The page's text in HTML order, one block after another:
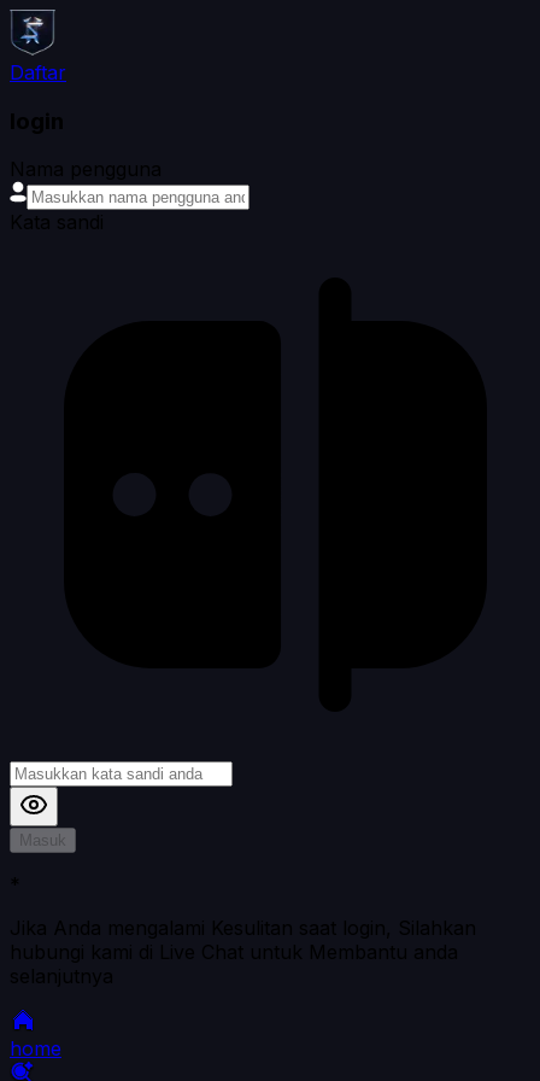
Daftar
login
Nama pengguna
Kata sandi
Masuk
*
Jika Anda mengalami Kesulitan saat login, Silahkan
hubungi kami di Live Chat untuk Membantu anda
selanjutnya
home